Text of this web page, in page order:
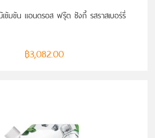
ข้มข้น แอนดรอส ฟรุ๊ต ชังกี้ รสราสเบอร์รี่
฿3,082.00